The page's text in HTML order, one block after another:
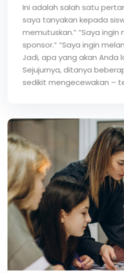
Ini adalah salah satu
saya tanyakan kepada
memutuskan.” “Saya
sponsor.” “Saya ingin
Jadi, apa yang akan Anda
Sejujurnya, ditanya
sedikit mengecewakan –